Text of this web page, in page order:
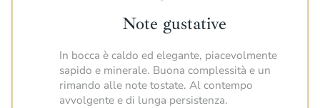
Note gustative
In bocca è caldo ed elegante, piacevolmente
sapido e minerale. Buona complessità e un
rimando alle note tostate. Al contempo
avvolgente e di lunga persistenza.